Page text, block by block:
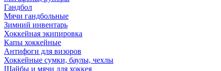
Гандбол
Мячи гандбольные
Зимний инвентарь
Хоккейная экипировка
Капы хоккейные
Антифоги для визоров
Хоккейные сумки, баулы, чехлы
Шайбы и мячи для хоккея